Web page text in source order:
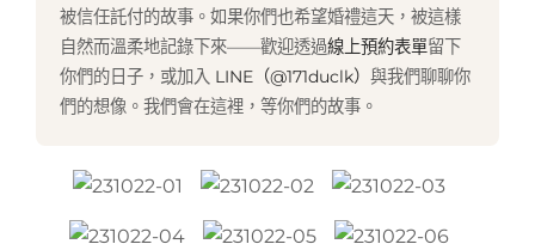
被信任託付的故事。如果你們也希望婚禮這天，被這樣
自然而溫柔地記錄下來——歡迎透過線上預約表單留下
你們的日子，或加入 LINE（@171duclk） 與我們聊聊你
們的想像。我們會在這裡，等你們的故事。